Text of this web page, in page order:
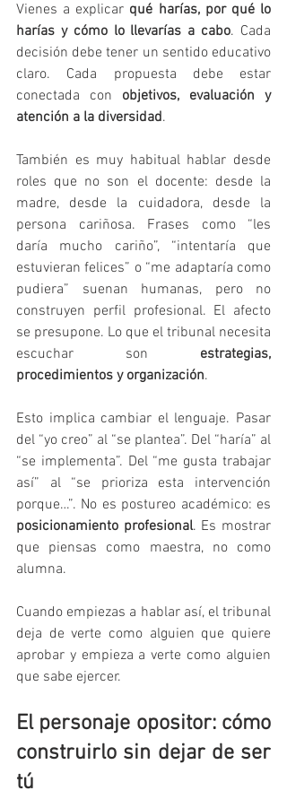
Vienes a explicar qué harías, por qué lo
harías y cómo lo llevarías a cabo. Cada
decisión debe tener un sentido educativo
claro. Cada propuesta debe estar
conectada con objetivos, evaluación y
atención a la diversidad.
También es muy habitual hablar desde
roles que no son el docente: desde la
madre, desde la cuidadora, desde la
persona cariñosa. Frases como “les
daría mucho cariño”, “intentaría que
estuvieran felices” o “me adaptaría como
pudiera” suenan humanas, pero no
construyen perfil profesional. El afecto
se presupone. Lo que el tribunal necesita
escuchar son estrategias,
procedimientos y organización.
Esto implica cambiar el lenguaje. Pasar
del “yo creo” al “se plantea”. Del “haría” al
“se implementa”. Del “me gusta trabajar
así” al “se prioriza esta intervención
posicionamiento profesional. Es mostrar
que piensas como maestra, no como
alumna.
Cuando empiezas a hablar así, el tribunal
deja de verte como alguien que quiere
aprobar y empieza a verte como alguien
que sabe ejercer.
El personaje opositor: cómo
construirlo sin dejar de ser
tú